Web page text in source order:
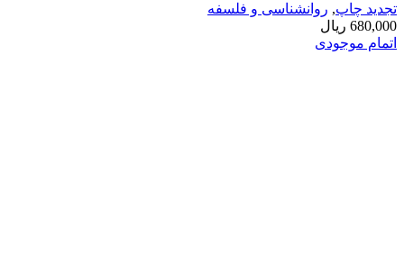
تجدید چاپ, روانشناسی و فلسفه
680,000 ریال
اتمام موجودی